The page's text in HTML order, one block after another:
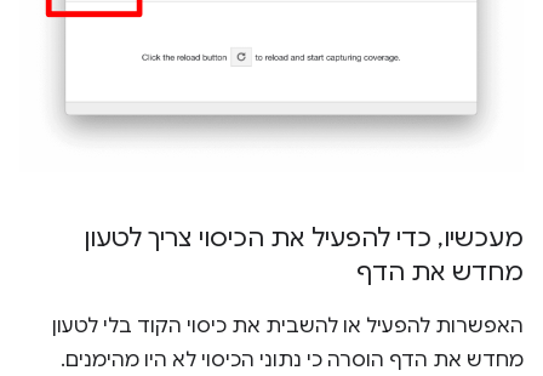
מעכשיו, כדי להפעיל את הכיסוי צריך לטעון
מחדש את הדף
האפשרות להפעיל או להשבית את כיסוי הקוד בלי לטעון
מחדש את הדף הוסרה כי נתוני הכיסוי לא היו מהימנים.